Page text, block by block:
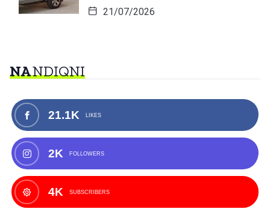
21/07/2026
NANDIQNI
21.1K LIKES
2K FOLLOWERS
4K SUBSCRIBERS